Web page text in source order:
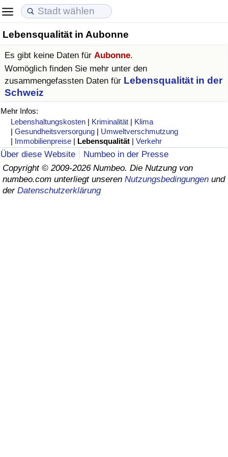
Lebensqualität in Aubonne
Es gibt keine Daten für Aubonne.
Womöglich finden Sie mehr unter den
zusammengefassten Daten für Lebensqualität in der
Schweiz
Mehr Infos:
Lebenshaltungskosten | Kriminalität | Klima
|Gesundheitsversorgung | Umweltverschmutzung
| Immobilienpreise | Lebensqualität |Verkehr
Über diese Website
Numbeo in der Presse
Copyright © 2009-2026 Numbeo. Die Nutzung von
numbeo.com unterliegt unseren Nutzungsbedingungen und
der Datenschutzerklärung
Lebenshaltungskosten
Lebenshaltungskosten-Index (aktuell)
Lebenshaltungskosten-Index
Lebenshaltungskosten-Index nach Land
in Akaba
Immobilienpreise
Immobilienpreis-Index (aktuell)
Immobilienpreis-Index
Immobilienpreis-Index nach Land
Lebensqualität
Lebensqualität-Index
Lebensqualität-Index (aktuell)
Lebensqualitätsindex nach Land
Kriminalität
Kriminalitäts-Index (aktuell)
Kriminalitäts-Index